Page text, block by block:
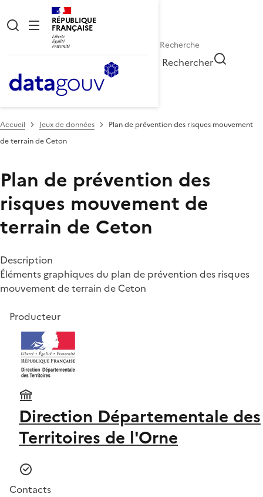
RÉPUBLIQUE
FRANÇAISE
Rechercher
Accueil Jeux de données
Plan de prévention des risques mouvement
de terrain de Ceton
Plan de prévention des
risques mouvement de
terrain de Ceton
Description
Éléments graphiques du plan de prévention des risques
mouvement de terrain de Ceton
Producteur
Direction Départementale des
Territoires de l'Orne
Contacts